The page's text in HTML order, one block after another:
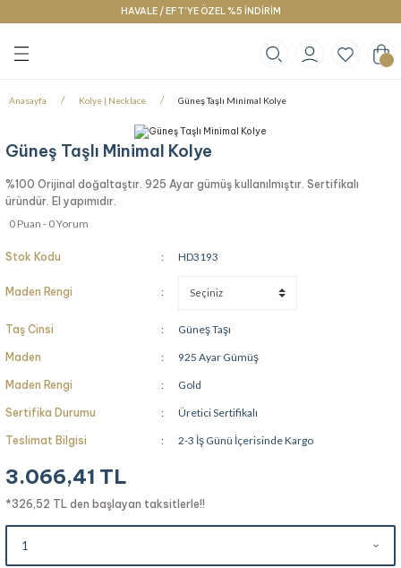
HAVALE / EFT’YE ÖZEL %5 İNDİRİM
Geri Dön
Geri Dön
Geri Dön
Anasayfa Kolye | Necklace Güneş Taşlı Minimal Kolye
Güneş Taşlı Minimal Kolye
%100 Orijinal doğaltaştır. 925 Ayar gümüş kullanılmıştır. Sertifikalı
üründür. El yapımıdır.
0 Puan - 0 Yorum
Stok Kodu HD3193
Maden Rengi
Taş Cinsi Güneş Taşı
Maden 925 Ayar Gümüş
Maden Rengi Gold
Sertifika Durumu Üretici Sertifikalı
Teslimat Bilgisi 2-3 İş Günü İçerisinde Kargo
3.066,41 TL
*326,52 TL den başlayan taksitlerle!!